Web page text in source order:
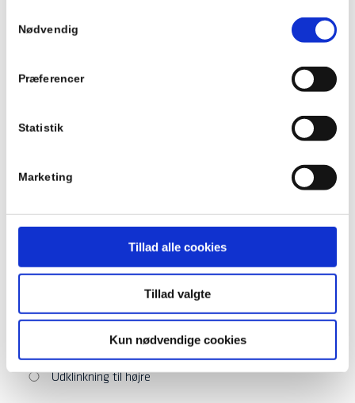
Nødvendig
Præferencer
Statistik
Marketing
Tillad alle cookies
Tillad valgte
Kun nødvendige cookies
Angiv længde i mm
Angiv din længde op til 3000 mm. For andre længer, bestil da en
specialprofil
Ingen udklinkning
Udklinkning til venstre
Udklinkning til højre